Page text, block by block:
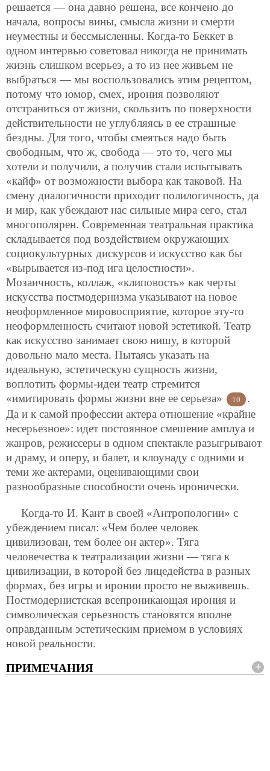
решается — она давно решена, все кончено до
начала, вопросы вины, смысла жизни и смерти
неуместны и бессмысленны. Когда-то Беккет в
одном интервью советовал никогда не принимать
жизнь слишком всерьез, а то из нее живьем не
выбраться — мы воспользовались этим рецептом,
потому что юмор, смех, ирония позволяют
отстраниться от жизни, скользить по поверхности
действительности не углубляясь в ее страшные
бездны. Для того, чтобы смеяться надо быть
свободным, что ж, свобода — это то, чего мы
хотели и получили, а получив стали испытывать
«кайф» от возможности выбора как таковой. На
смену диалогичности приходит полилогичность, да
и мир, как убеждают нас сильные мира сего, стал
многополярен. Современная театральная практика
складывается под воздействием окружающих
социокультурных дискурсов и искусство как бы
«вырывается из-под ига целостности».
Мозаичность, коллаж, «клиповость» как черты
искусства постмодернизма указывают на новое
неоформленное мировосприятие, которое эту-то
неоформленность считают новой эстетикой. Театр
как искусство занимает свою нишу, в которой
довольно мало места. Пытаясь указать на
идеальную, эстетическую сущность жизни,
воплотить формы-идеи театр стремится
«имитировать формы жизни вне ее серьеза»
10
.
Да и к самой профессии актера отношение «крайне
несерьезное»: идет постоянное смешение амплуа и
жанров, режиссеры в одном спектакле разыгрывают
и драму, и оперу, и балет, и клоунаду с одними и
теми же актерами, оценивающими свои
разнообразные способности очень иронически.
Когда-то И. Кант в своей «Антропологии» с
убеждением писал: «Чем более человек
цивилизован, тем более он актер». Тяга
человечества к театрализации жизни — тяга к
цивилизации, в которой без лицедейства в разных
формах, без игры и иронии просто не выживешь.
Постмодернистская всепроникающая ирония и
символическая серьезность становятся вполне
оправданным эстетическим приемом в условиях
новой реальности.
ПРИМЕЧАНИЯ